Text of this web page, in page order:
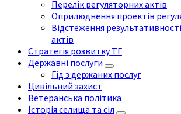
Перелік регуляторних актів
Оприлюднення проектів
Відстеження
актів
Стратегія розвитку ТГ
Державні послуги
Гід з держаних послуг
Цивільний захист
Ветеранська політика
Історія селища та сіл